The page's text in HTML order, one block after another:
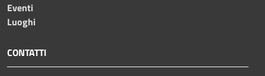
Eventi
Luoghi
CONTATTI